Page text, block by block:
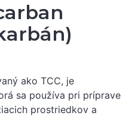
ako TCC, je
sa používa pri príprave
prostriedkov a